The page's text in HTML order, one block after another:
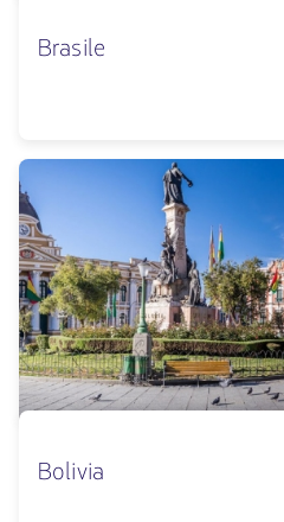
Brasile
Bolivia